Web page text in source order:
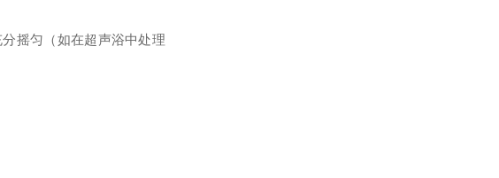
摇匀（如在超声浴中处理